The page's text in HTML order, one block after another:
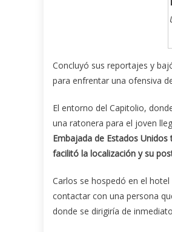
Concluyó sus reportajes y
para enfrentar una ofensiva
El entorno del Capitolio,
una ratonera para el joven
Embajada de Estados
facilitó la localización y su
Carlos se hospedó en el
contactar con una persona
donde se dirigiría de